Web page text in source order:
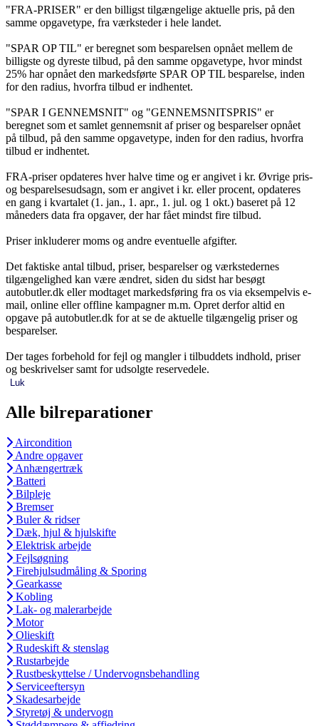
"FRA-PRISER" er den billigst tilgængelige aktuelle pris, på den
samme opgavetype, fra værksteder i hele landet.
"SPAR OP TIL" er beregnet som besparelsen opnået mellem de
billigste og dyreste tilbud, på den samme opgavetype, hvor mindst
25% har opnået den markedsførte SPAR OP TIL besparelse, inden
for den radius, hvorfra tilbud er indhentet.
"SPAR I GENNEMSNIT" og "GENNEMSNITSPRIS" er
beregnet som et samlet gennemsnit af priser og besparelser opnået
på tilbud, på den samme opgavetype, inden for den radius, hvorfra
tilbud er indhentet.
FRA-priser opdateres hver halve time og er angivet i kr. Øvrige pris-
og besparelsesudsagn, som er angivet i kr. eller procent, opdateres
en gang i kvartalet (1. jan., 1. apr., 1. jul. og 1 okt.) baseret på 12
måneders data fra opgaver, der har fået mindst fire tilbud.
Priser inkluderer moms og andre eventuelle afgifter.
Det faktiske antal tilbud, priser, besparelser og værkstedernes
tilgængelighed kan være ændret, siden du sidst har besøgt
autobutler.dk eller modtaget markedsføring fra os via eksempelvis e-
mail, online eller offline kampagner m.m. Opret derfor altid en
opgave på autobutler.dk for at se de aktuelle tilgængelig priser og
besparelser.
Der tages forbehold for fejl og mangler i tilbuddets indhold, priser
og beskrivelser samt for udsolgte reservedele.
Luk
Alle bilreparationer
Aircondition
Andre opgaver
Anhængertræk
Batteri
Bilpleje
Bremser
Buler & ridser
Dæk, hjul & hjulskifte
Elektrisk arbejde
Fejlsøgning
Firehjulsudmåling & Sporing
Gearkasse
Kobling
Lak- og malerarbejde
Motor
Olieskift
Rudeskift & stenslag
Rustarbejde
Rustbeskyttelse / Undervognsbehandling
Serviceeftersyn
Skadesarbejde
Styretøj & undervogn